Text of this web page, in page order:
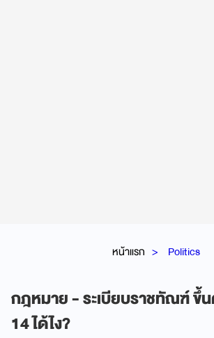
หน้าแรก Politics
กฎหมาย - ระเบียบราชทัณฑ์ ขึ้
14 ได้ไง?